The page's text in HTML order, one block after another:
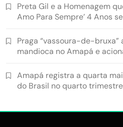
Preta Gil e a Homenagem
Amo Para Sempre’ 4 Anos
Praga “vassoura-de-
mandioca no Amapá e
Amapá registra a quarta
do Brasil no quarto trimestre